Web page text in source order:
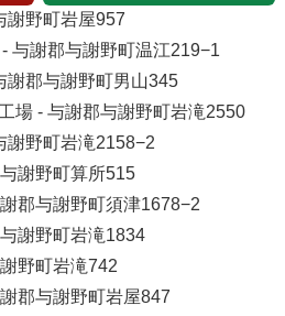
謝野町岩屋957
与謝郡与謝野町温江219−1
謝郡与謝野町男山345
場 - 与謝郡与謝野町岩滝2550
謝野町岩滝2158−2
謝野町算所515
郡与謝野町須津1678−2
謝野町岩滝1834
野町岩滝742
郡与謝野町岩屋847